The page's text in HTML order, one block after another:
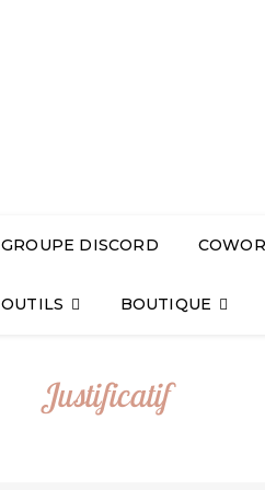
GROUPE DISCORD
OUTILS BOUTIQUE
Justificatif